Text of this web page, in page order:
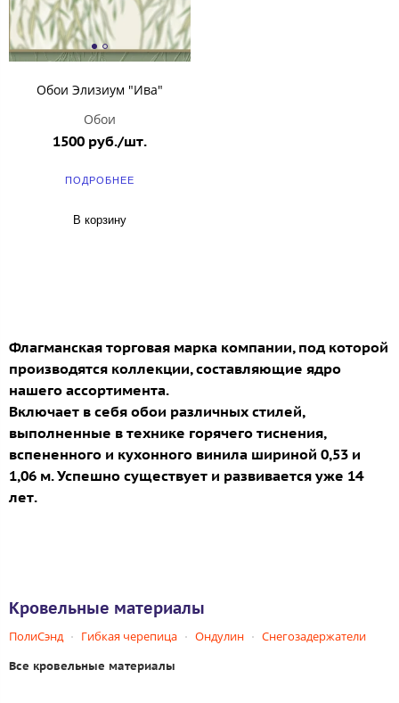
Обои Элизиум "Ива"
Обои
1500 руб./шт.
ПОДРОБНЕЕ
В корзину
Флагманская торговая марка компании, под которой
производятся коллекции, составляющие ядро
нашего ассортимента.
Включает в себя обои различных стилей,
выполненные в технике горячего тиснения,
вспененного и кухонного винила шириной 0,53 и
1,06 м. Успешно существует и развивается уже 14
лет.
Кровельные материалы
ПолиСэнд Гибкая черепица Ондулин Снегозадержатели
Все кровельные материалы